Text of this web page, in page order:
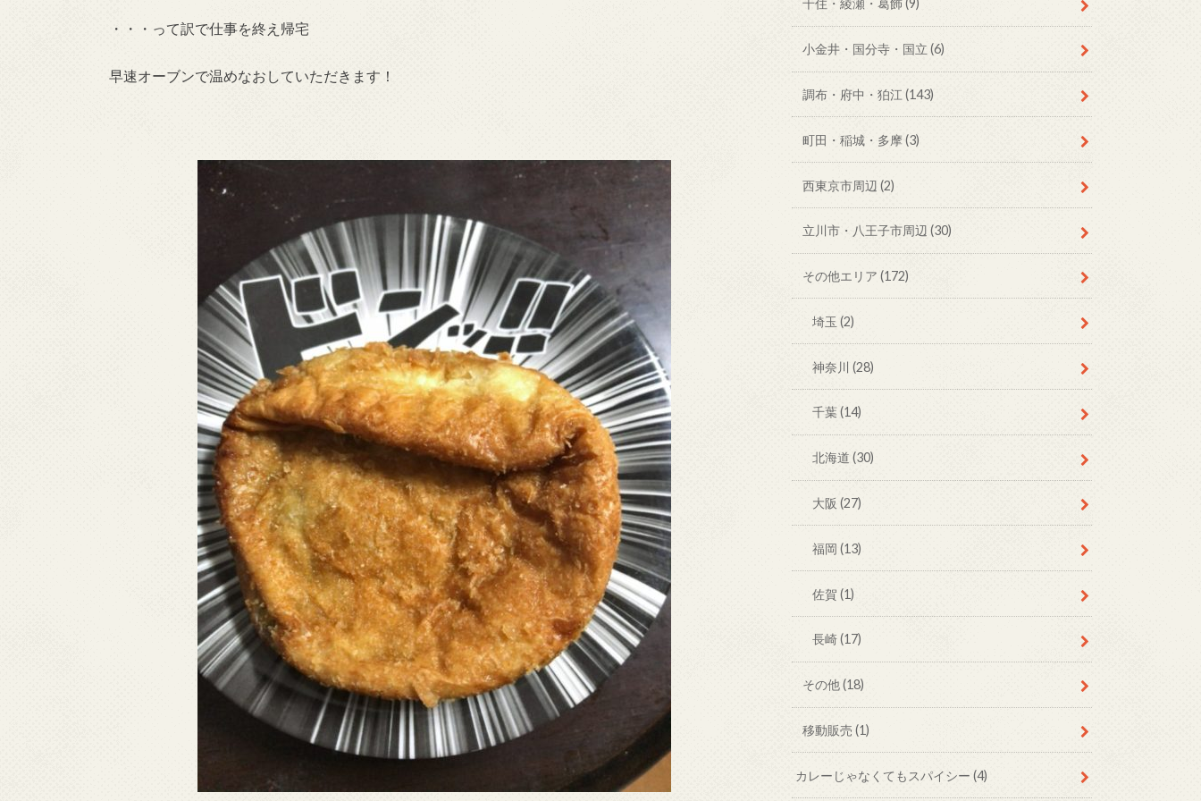
・・・って訳で仕事を終え帰宅
早速オーブンで温めなおしていただきます！
千住・綾瀬・葛飾(9)
小金井・国分寺・国立 (6)
調布・府中・狛江 (143)
町田・稲城・多摩 (3)
西東京市周辺 (2)
立川市・八王子市周辺 (30)
その他エリア (172)
埼玉(2)
神奈川(28)
千葉(14)
北海道(30)
大阪(27)
福岡(13)
佐賀(1)
長崎(17)
その他(18)
移動販売 (1)
カレーじゃなくてもスパイシー(4)